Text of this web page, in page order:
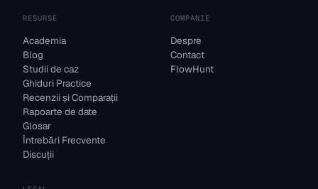
RESURSE
Academia
Blog
Studii de caz
Ghiduri Practice
Recenzii și Comparații
Rapoarte de date
Glosar
Întrebări Frecvente
Discuții
COMPANIE
Despre
Contact
FlowHunt